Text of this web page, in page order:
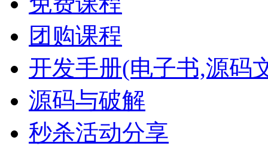
团购课程
开发手册(电子书,源码
源码与破解
秒杀活动分享